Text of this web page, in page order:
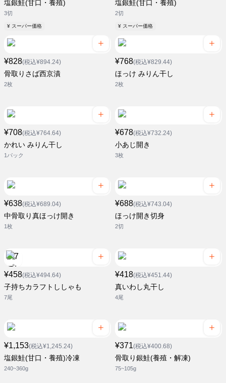
塩銀鮭(甘口・養殖)
3切
¥ スーパー価格
塩銀鮭(甘口・養殖)
2切
¥ スーパー価格
¥828(税込¥894.24)
骨取りさば西京漬
2枚
¥768(税込¥829.44)
ほっけ みりん干し
2枚
¥708(税込¥764.64)
かれい みりん干し
1パック
¥678(税込¥732.24)
小あじ開き
3枚
¥638(税込¥689.04)
中骨取り真ほっけ開き
1枚
¥688(税込¥743.04)
ほっけ開き切身
2切
¥458(税込¥494.64)
子持ちカラフトししゃも
7尾
¥418(税込¥451.44)
真いわし丸干し
4尾
¥1,153(税込¥1,245.24)
塩銀鮭(甘口・養殖)冷凍
240~360g
¥371(税込¥400.68)
骨取り銀鮭(養殖・解凍)
75~105g